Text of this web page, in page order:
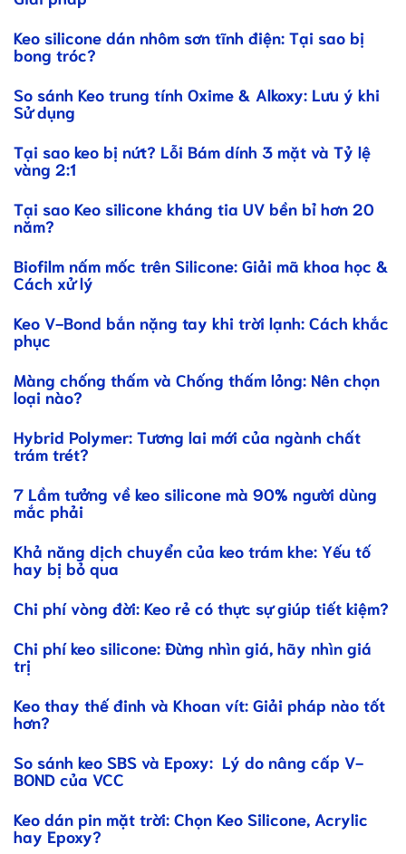
Keo silicone dán nhôm sơn tĩnh điện: Tại sao bị
bong tróc?
So sánh Keo trung tính Oxime & Alkoxy: Lưu ý khi
Sử dụng
Tại sao keo bị nứt? Lỗi Bám dính 3 mặt và Tỷ lệ
vàng 2:1
Tại sao Keo silicone kháng tia UV bền bỉ hơn 20
năm?
Biofilm nấm mốc trên Silicone: Giải mã khoa học &
Cách xử lý
Keo V-Bond bắn nặng tay khi trời lạnh: Cách khắc
phục
Màng chống thấm và Chống thấm lỏng: Nên chọn
loại nào?
Hybrid Polymer: Tương lai mới của ngành chất
trám trét?
7 Lầm tưởng về keo silicone mà 90% người dùng
mắc phải
Khả năng dịch chuyển của keo trám khe: Yếu tố
hay bị bỏ qua
Chi phí vòng đời: Keo rẻ có thực sự giúp tiết kiệm?
Chi phí keo silicone: Đừng nhìn giá, hãy nhìn giá
trị
Keo thay thế đinh và Khoan vít: Giải pháp nào tốt
hơn?
So sánh keo SBS và Epoxy: Lý do nâng cấp V-
BOND của VCC
Keo dán pin mặt trời: Chọn Keo Silicone, Acrylic
hay Epoxy?